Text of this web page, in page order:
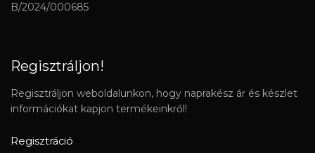
B/2024/000685
Regisztráljon!
Regisztráljon weboldalunkon, hogy naprakész ár és készlet
információkat kapjon termékeinkről!
Regisztráció